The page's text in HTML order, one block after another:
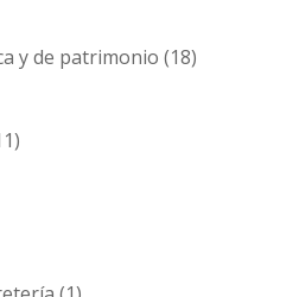
y de patrimonio (18)